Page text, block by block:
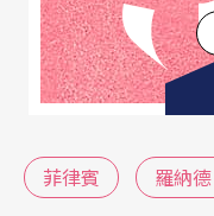
當代館廣場上的作
造型，和一間六角
人類基因的雙螺旋
菲律賓 羅納